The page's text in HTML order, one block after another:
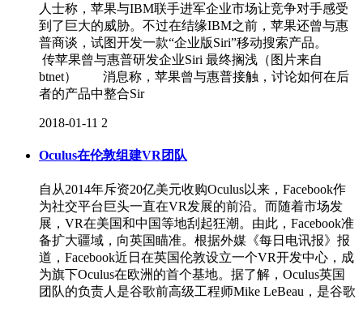
人士称，苹果与IBM联手进军企业市场让竞争对手感受
到了巨大的威胁。不过在结缘IBM之前，苹果还曾与惠
普商谈，试图开发一款“企业版Siri”移动搜索产品。
传苹果曾与惠普研发企业Siri 最终搁浅（图片来自
btnet） 消息称，苹果曾与惠普接触，讨论如何在后
者的产品中整合Sir
2018-01-11 2
Oculus在伦敦组建VR团队
自从2014年斥资20亿美元收购Oculus以来，Facebook作
为社交平台巨头一直在VR发展的前沿。而随着市场发
展，VR在美国和中国等地刮起狂潮。由此，Facebook准
备扩大疆域，向英国瞄准。根据外媒《每日电讯报》报
道，Facebook近日在英国伦敦设立一个VR开发中心，成
为旗下Oculus在欧洲的首个基地。据了解，Oculus英国
团队的负责人是谷歌前高级工程师Mike LeBeau，是谷歌